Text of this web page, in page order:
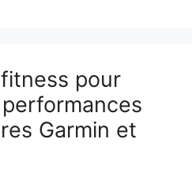
pour
Garmin et